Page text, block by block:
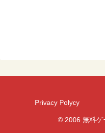
Privacy Polycy
© 2006 無料ゲ